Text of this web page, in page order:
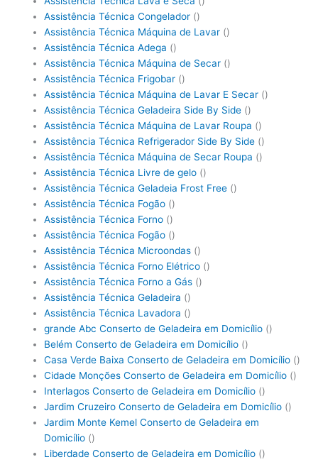
Assistência Técnica Congelador ()
Assistência Técnica Máquina de Lavar ()
Assistência Técnica Adega ()
Assistência Técnica Máquina de Secar ()
Assistência Técnica Frigobar ()
Assistência Técnica Máquina de Lavar E Secar ()
Assistência Técnica Geladeira Side By Side ()
Assistência Técnica Máquina de Lavar Roupa ()
Assistência Técnica Refrigerador Side By Side ()
Assistência Técnica Máquina de Secar Roupa ()
Assistência Técnica Livre de gelo ()
Assistência Técnica Geladeia Frost Free ()
Assistência Técnica Fogão ()
Assistência Técnica Forno ()
Assistência Técnica Fogão ()
Assistência Técnica Microondas ()
Assistência Técnica Forno Elétrico ()
Assistência Técnica Forno a Gás ()
Assistência Técnica Geladeira ()
Assistência Técnica Lavadora ()
grande Abc Conserto de Geladeira em Domicílio ()
Belém Conserto de Geladeira em Domicílio ()
Casa Verde Baixa Conserto de Geladeira em Domicílio ()
Cidade Monções Conserto de Geladeira em Domicílio ()
Interlagos Conserto de Geladeira em Domicílio ()
Jardim Cruzeiro Conserto de Geladeira em Domicílio ()
Jardim Monte Kemel Conserto de Geladeira em
Domicílio ()
Liberdade Conserto de Geladeira em Domicílio ()